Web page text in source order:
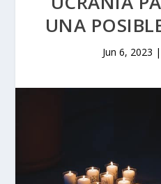
UNA
Jun 6, 2023 |